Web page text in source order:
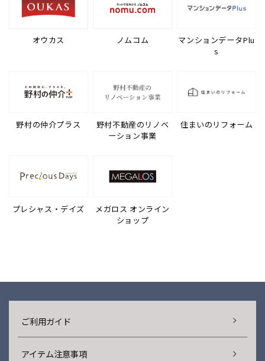
オウカス ノムコム
マンションデータPlu
s
野村の仲介プラス
野村不動産のリノベ
ーション事業
住まいのリフォーム
プレシャス・デイズ
メガロス オンライン
ショップ
ご利用ガイド
アイテム注意事項